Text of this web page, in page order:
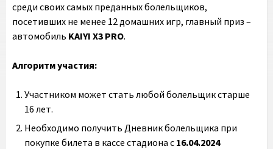
среди своих самых преданных болельщиков,
посетивших не менее 12 домашних игр, главный приз –
автомобиль KAIYI X3 PRO.
Алгоритм участия:
Участником может стать любой болельщик старше
16 лет.
Необходимо получить Дневник болельщика при
покупке билета в кассе стадиона с 16.04.2024